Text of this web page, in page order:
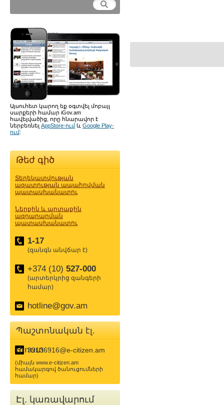
Այսուհետ կարող եք օգտվել մոբայլ
սարքերի համար iGov.am
հավելվածից, որը հնարավոր է
ներբեռնել AppStore-ում և Google Play-
ում:
Թեժ գիծ
Տեղեկատվության
ազատության ապահովման
պատասխանատու
Ներքին և արտաքին
ազդարարման
պատասխանատու
1-17
(զանգն անվճար է)
+374 (10) 527-000
(արտերկրից զանգերի
համար)
hotline@gov.am
Պաշտոնական էլ.
փոստ
39136916@e-citizen.am
(միայն www.e-citizen.am
համակարգով ծանուցումների
համար)
Էլ. կառավարում